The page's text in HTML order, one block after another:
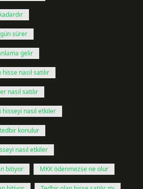
sürer
gelir
nasıl satılır
nasıl satılır
hisseyi nasıl etkiler
konulur
nasıl etkiler
bitiyor MKK ödenmezse ne olur